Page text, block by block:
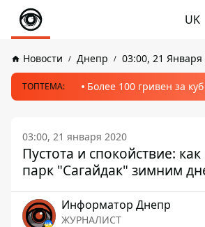
UK
Новости Днепр 03:00, 21 Января
ТОПТЕМА: Более 100 гривен за
03:00, 21 января 2020
Пустота и спокойствие:
парк "Сагайдак" зимним
Информатор Днепр
ЖУРНАЛИСТ